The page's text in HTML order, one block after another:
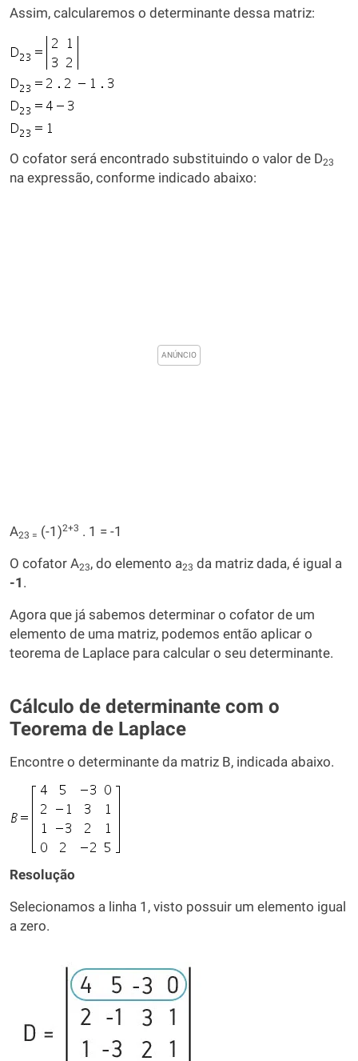
Assim, calcularemos o determinante dessa matriz:
O cofator será encontrado substituindo o valor de D23
na expressão, conforme indicado abaixo:
A23 = (-1)2+3 . 1 = -1
O cofator A23, do elemento a23 da matriz dada, é igual a
-1 .
Agora que já sabemos determinar o cofator de um
elemento de uma matriz, podemos então aplicar o
teorema de Laplace para calcular o seu determinante.
Cálculo de determinante com o
Teorema de Laplace
Encontre o determinante da matriz B, indicada abaixo.
Resolução
Selecionamos a linha 1, visto possuir um elemento igual
a zero.